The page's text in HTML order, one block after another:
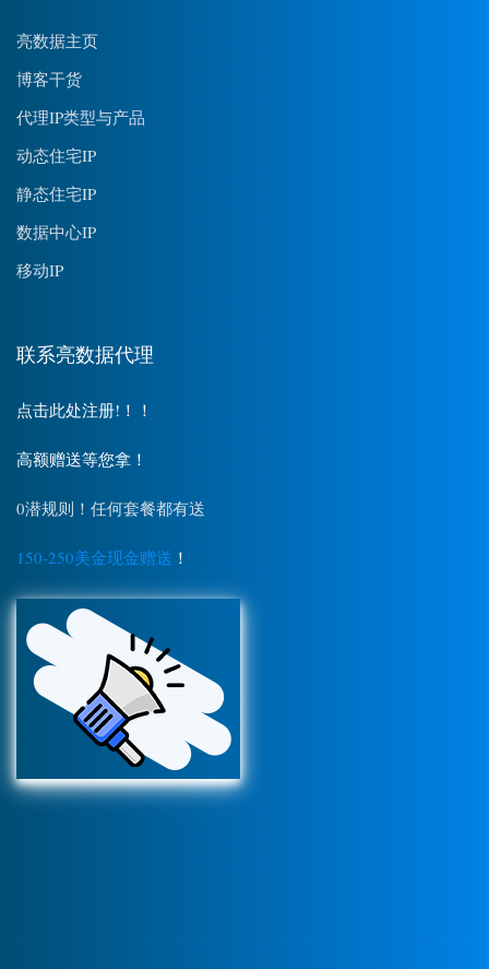
亮数据主页
博客干货
代理IP类型与产品
动态住宅IP
静态住宅IP
数据中心IP
移动IP
联系亮数据代理
点击此处注册!！！
高额赠送等您拿！
0潜规则！任何套餐都有送
150-250美金现金赠送 ！